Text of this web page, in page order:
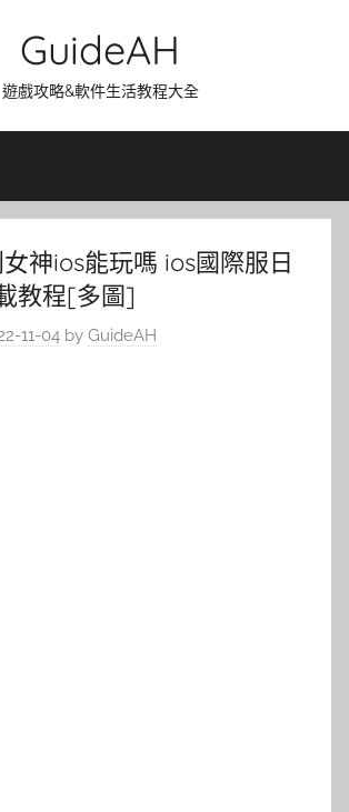
GuideAH
遊戲攻略&軟件生活教程大全
神ios能玩嗎 ios國際服日
教程[多圖]
11-04 by GuideAH